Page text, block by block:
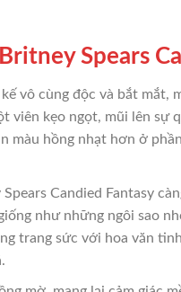
Spears
vô cùng độc và bắt mắt,
kẹo ngọt, mũi lên sự
màu hồng nhạt hơn ở
Candied Fantasy
như những ngôi sao
trang sức với hoa văn